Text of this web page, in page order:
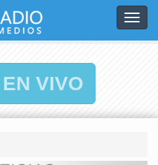
VIVO